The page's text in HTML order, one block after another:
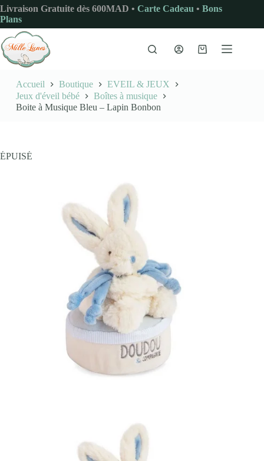
Passer
au
contenu
Livraison Gratuite dès 600MAD • Carte Cadeau • Bons
Plans
Panier
Accueil Boutique
EVEIL & JEUX
Jeux d'éveil bébé
Boîtes à musique
Boite à Musique Bleu – Lapin Bonbon
ÉPUISÉ